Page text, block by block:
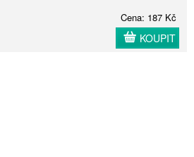
Cena: 187 Kč
KOUPIT